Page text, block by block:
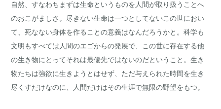
自然、すなわちまずは生命というものを人間が取り扱うことへ
のおこがましさ。尽きない生命は一つとしてないこの世におい
て、死なない身体を作ることの意義はなんだろうかと。科学も
文明もすべては人間のエゴからの発展で、この世に存在する他
の生き物にとってそれは最優先ではないのだということ。生き
物たちは強欲に生きようとはせず、ただ与えられた時間を生き
尽くすだけなのに、人間だけはその生涯で無限の野望をもつ。